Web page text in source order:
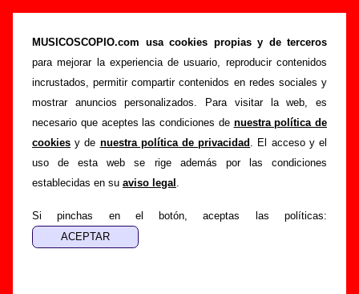
MUSICOSCOPIO.com usa cookies propias y de terceros
para mejorar la experiencia de usuario, reproducir contenidos
incrustados, permitir compartir contenidos en redes sociales y
mostrar anuncios personalizados. Para visitar la web, es
necesario que aceptes las condiciones de nuestra política de
cookies y de nuestra política de privacidad . El acceso y el
uso de esta web se rige además por las condiciones
establecidas en su aviso legal .
Si pinchas en el botón, aceptas las políticas:
“Estás (cuando te vas)”, canción de Los
Enemigos (Letra e información)
Portada >Los Enemigos > Canciones >Estás (cuando te vas)
Esta página pretende recopilar todo tipo de información
sobre lacanción "Estás (cuando te vas)" interpretada por
Los Enemigos . Además de su letra, también aparecerá
información sobre el autor o los autores, sobre los discos en
los que está incluido este tema, sobre la grabación del
encuentras errores o tienes información adicional, puedes
ayudar a
completar esta información